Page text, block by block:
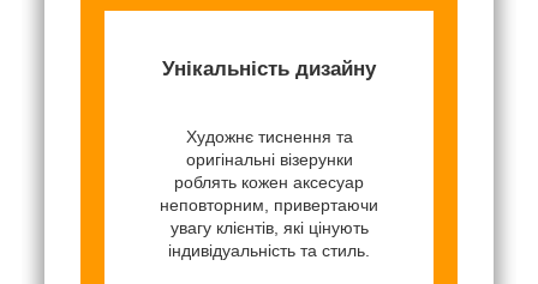
Унікальність дизайну
Художнє тиснення та
оригінальні візерунки
роблять кожен аксесуар
неповторним, привертаючи
увагу клієнтів, які цінують
індивідуальність та стиль.